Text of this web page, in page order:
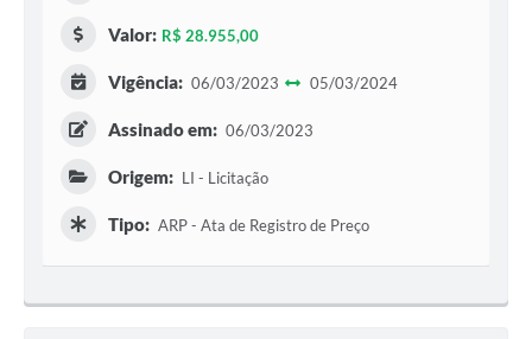
Valor: R$ 28.955,00
Vigência: 06/03/2023 05/03/2024
Assinado em: 06/03/2023
Origem: LI - Licitação
Tipo: ARP - Ata de Registro de Preço